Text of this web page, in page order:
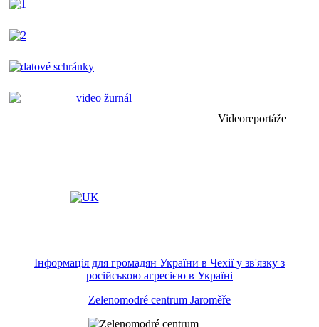
Videoreportáže
Інформація для громадян України в Чехії у зв'язку з
російською агресією в Україні
Zelenomodré centrum Jaroměře